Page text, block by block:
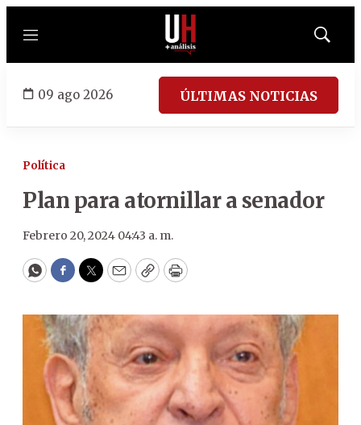
Menú
Mostrar
09 ago 2026 ÚLTIMAS NOTICIAS
Política
Plan para atornillar a senador
Febrero 20, 2024 04:43 a. m.
WhatsApp
Facebook
Twitter
EmailCopyPrint